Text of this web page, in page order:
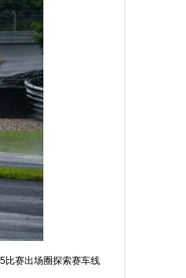
比赛出场圈探索赛车线